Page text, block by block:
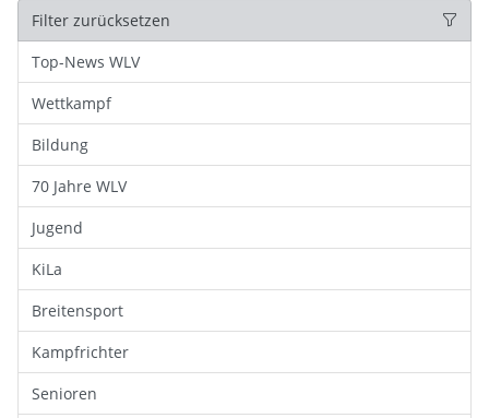
Filter zurücksetzen
Top-News WLV
Wettkampf
Bildung
70 Jahre WLV
Jugend
KiLa
Breitensport
Kampfrichter
Senioren